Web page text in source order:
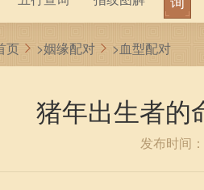
生男生女
称骨算命
前世今生
塔罗占卜
页 >姻缘配对 >血型配对
猪年出生者的
发布时间